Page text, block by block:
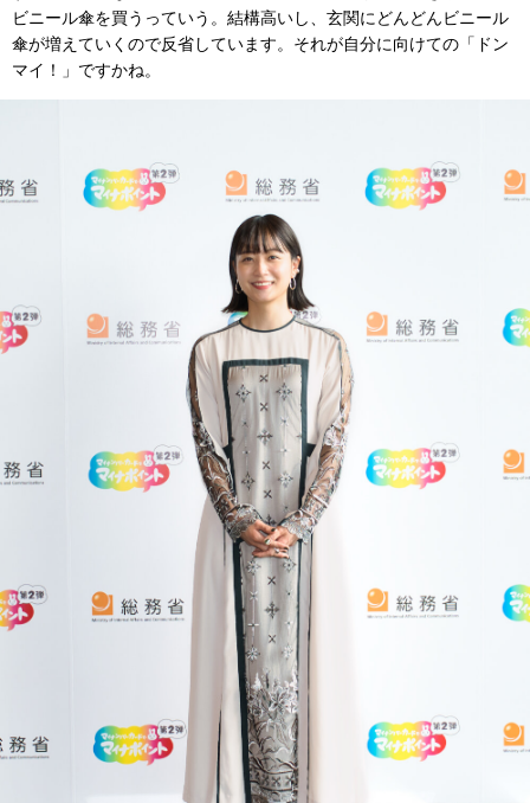
ビニール傘を買うっていう。結構高いし、玄関にどんどんビニール
傘が増えていくので反省しています。それが自分に向けての「ドン
マイ！」ですかね。